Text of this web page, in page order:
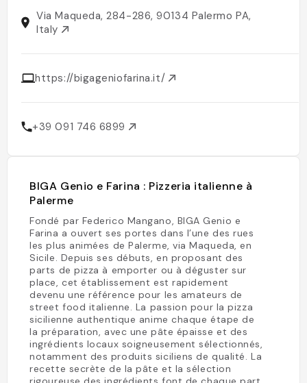
Via Maqueda, 284-286, 90134 Palermo PA,
Italy
https://bigageniofarina.it/
+39 091 746 6899
BIGA Genio e Farina : Pizzeria italienne à
Palerme
Fondé par Federico Mangano, BIGA Genio e
Farina a ouvert ses portes dans l’une des rues
les plus animées de Palerme, via Maqueda, en
Sicile. Depuis ses débuts, en proposant des
parts de pizza à emporter ou à déguster sur
place, cet établissement est rapidement
devenu une référence pour les amateurs de
street food italienne. La passion pour la pizza
sicilienne authentique anime chaque étape de
la préparation, avec une pâte épaisse et des
ingrédients locaux soigneusement sélectionnés,
notamment des produits siciliens de qualité. La
recette secrète de la pâte et la sélection